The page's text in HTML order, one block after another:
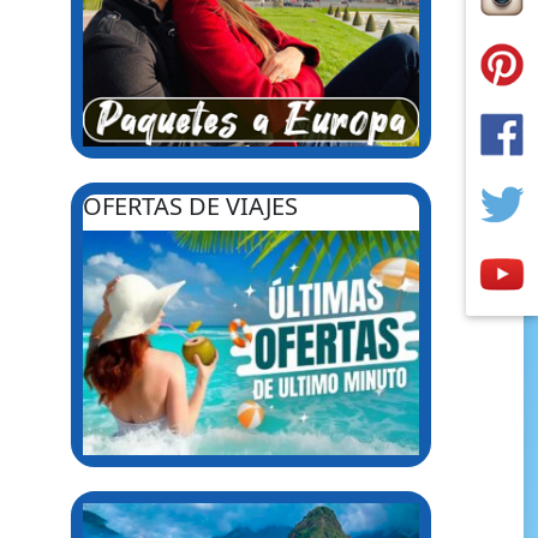
OFERTAS DE VIAJES